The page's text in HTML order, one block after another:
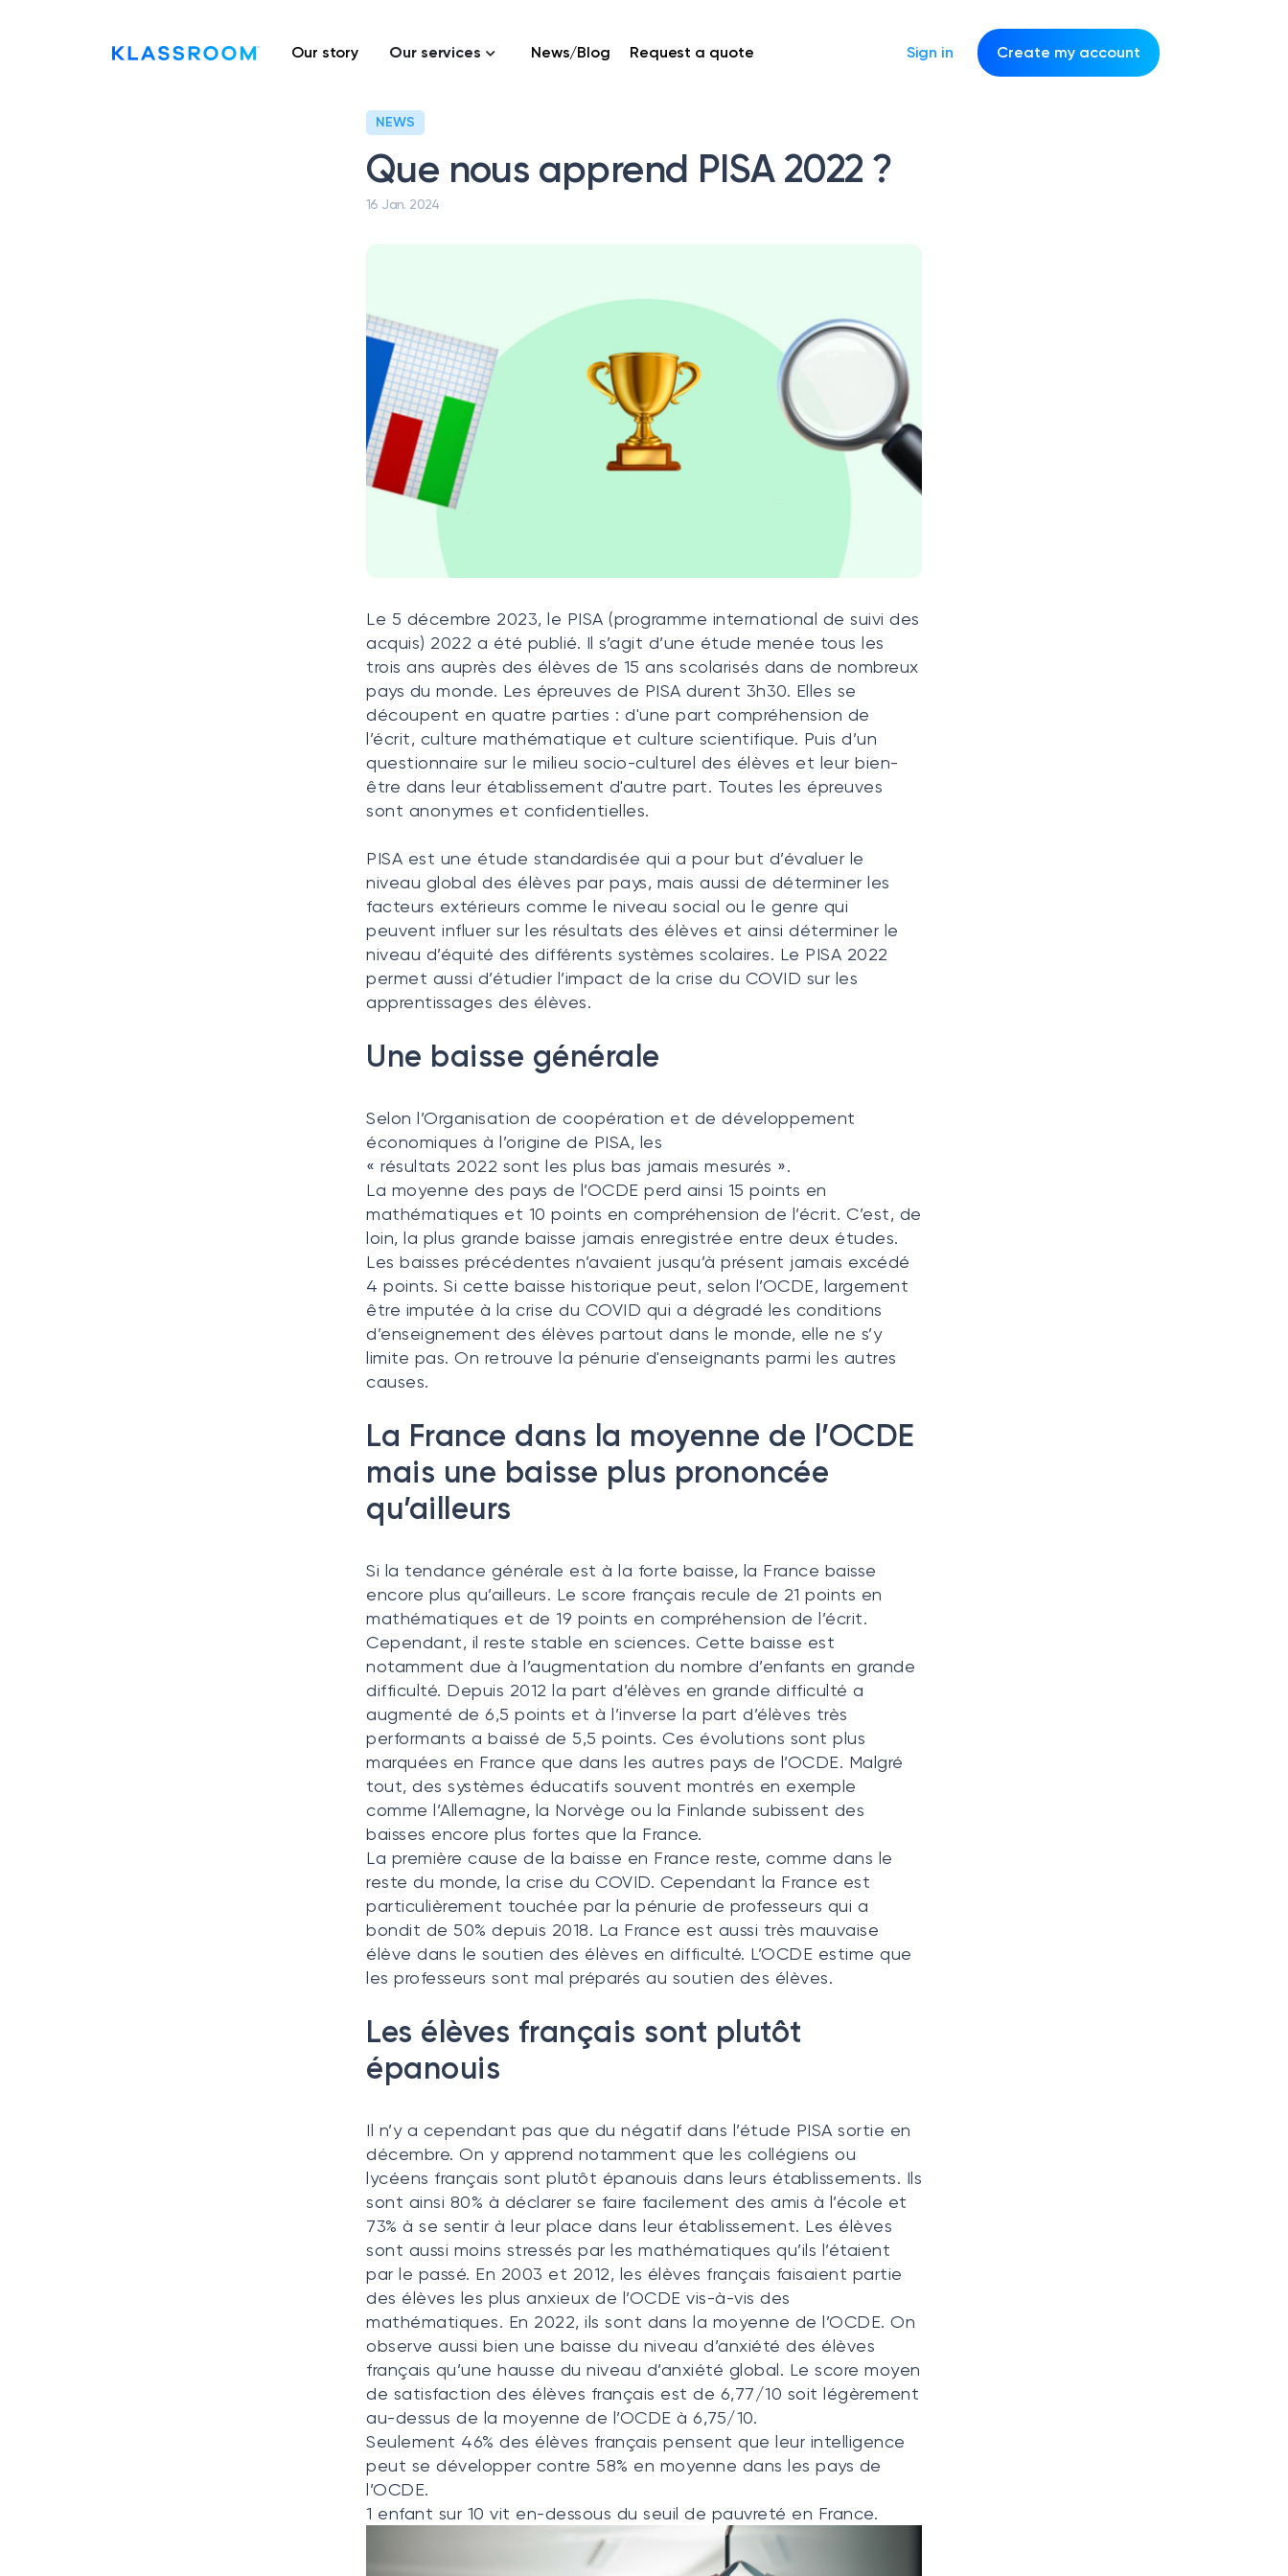
Our story Our services News/Blog Request a quote Sign in Create my account
NEWS
Que nous apprend PISA 2022 ?
16 Jan. 2024
Le 5 décembre 2023, le PISA (programme international de suivi des
acquis) 2022 a été publié. Il s’agit d’une étude menée tous les
trois ans auprès des élèves de 15 ans scolarisés dans de nombreux
pays du monde. Les épreuves de PISA durent 3h30. Elles se
découpent en quatre parties : d'une part compréhension de
l’écrit, culture mathématique et culture scientifique. Puis d’un
questionnaire sur le milieu socio-culturel des élèves et leur bien-
être dans leur établissement d'autre part. Toutes les épreuves
sont anonymes et confidentielles.
PISA est une étude standardisée qui a pour but d’évaluer le
niveau global des élèves par pays, mais aussi de déterminer les
facteurs extérieurs comme le niveau social ou le genre qui
peuvent influer sur les résultats des élèves et ainsi déterminer le
niveau d’équité des différents systèmes scolaires. Le PISA 2022
permet aussi d’étudier l’impact de la crise du COVID sur les
apprentissages des élèves.
Une baisse générale
Selon l’Organisation de coopération et de développement
économiques à l’origine de PISA, les
« résultats 2022 sont les plus bas jamais mesurés ».
La moyenne des pays de l’OCDE perd ainsi 15 points en
mathématiques et 10 points en compréhension de l’écrit. C’est, de
loin, la plus grande baisse jamais enregistrée entre deux études.
Les baisses précédentes n’avaient jusqu’à présent jamais excédé
4 points. Si cette baisse historique peut, selon l’OCDE, largement
être imputée à la crise du COVID qui a dégradé les conditions
d’enseignement des élèves partout dans le monde, elle ne s’y
limite pas. On retrouve la pénurie d'enseignants parmi les autres
causes.
La France dans la moyenne de l’OCDE
mais une baisse plus prononcée
qu’ailleurs
Si la tendance générale est à la forte baisse, la France baisse
encore plus qu’ailleurs. Le score français recule de 21 points en
mathématiques et de 19 points en compréhension de l’écrit.
Cependant, il reste stable en sciences. Cette baisse est
notamment due à l’augmentation du nombre d’enfants en grande
difficulté. Depuis 2012 la part d’élèves en grande difficulté a
augmenté de 6,5 points et à l’inverse la part d’élèves très
performants a baissé de 5,5 points. Ces évolutions sont plus
marquées en France que dans les autres pays de l’OCDE. Malgré
tout, des systèmes éducatifs souvent montrés en exemple
comme l’Allemagne, la Norvège ou la Finlande subissent des
baisses encore plus fortes que la France.
La première cause de la baisse en France reste, comme dans le
reste du monde, la crise du COVID. Cependant la France est
particulièrement touchée par la pénurie de professeurs qui a
bondit de 50% depuis 2018. La France est aussi très mauvaise
élève dans le soutien des élèves en difficulté. L’OCDE estime que
les professeurs sont mal préparés au soutien des élèves.
Les élèves français sont plutôt
épanouis
Il n’y a cependant pas que du négatif dans l’étude PISA sortie en
décembre. On y apprend notamment que les collégiens ou
lycéens français sont plutôt épanouis dans leurs établissements. Ils
sont ainsi 80% à déclarer se faire facilement des amis à l’école et
73% à se sentir à leur place dans leur établissement. Les élèves
sont aussi moins stressés par les mathématiques qu’ils l’étaient
par le passé. En 2003 et 2012, les élèves français faisaient partie
des élèves les plus anxieux de l’OCDE vis-à-vis des
mathématiques. En 2022, ils sont dans la moyenne de l’OCDE. On
observe aussi bien une baisse du niveau d’anxiété des élèves
français qu’une hausse du niveau d’anxiété global. Le score moyen
de satisfaction des élèves français est de 6,77/10 soit légèrement
au-dessus de la moyenne de l’OCDE à 6,75/10.
Seulement 46% des élèves français pensent que leur intelligence
peut se développer contre 58% en moyenne dans les pays de
l’OCDE.
1 enfant sur 10 vit en-dessous du seuil de pauvreté en France.